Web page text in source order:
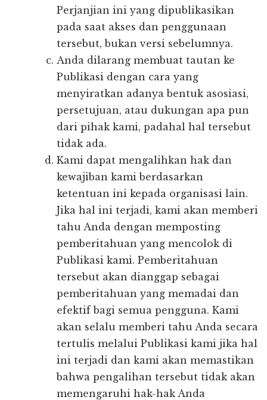
Perjanjian ini yang dipublikasikan
pada saat akses dan penggunaan
tersebut, bukan versi sebelumnya.
Anda dilarang membuat tautan ke
Publikasi dengan cara yang
menyiratkan adanya bentuk asosiasi,
persetujuan, atau dukungan apa pun
dari pihak kami, padahal hal tersebut
tidak ada.
Kami dapat mengalihkan hak dan
kewajiban kami berdasarkan
ketentuan ini kepada organisasi lain.
Jika hal ini terjadi, kami akan memberi
tahu Anda dengan memposting
pemberitahuan yang mencolok di
Publikasi kami. Pemberitahuan
tersebut akan dianggap sebagai
pemberitahuan yang memadai dan
efektif bagi semua pengguna. Kami
akan selalu memberi tahu Anda secara
tertulis melalui Publikasi kami jika hal
ini terjadi dan kami akan memastikan
bahwa pengalihan tersebut tidak akan
memengaruhi hak-hak Anda